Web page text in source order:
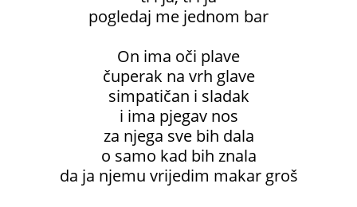
pogledaj me jednom bar
On ima oči plave
čuperak na vrh glave
simpatičan i sladak
i ima pjegav nos
za njega sve bih dala
o samo kad bih znala
da ja njemu vrijedim makar groš